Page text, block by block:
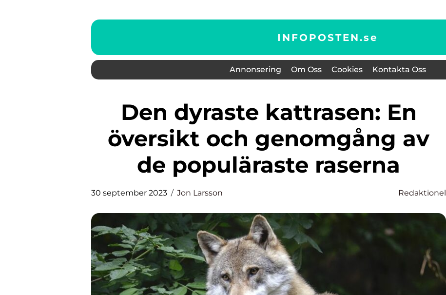
INFOPOSTEN.se
Annonsering Om Oss Cookies Kontakta Oss
Den dyraste kattrasen: En
översikt och genomgång av
de populäraste raserna
30 september 2023 Jon Larsson Redaktionel